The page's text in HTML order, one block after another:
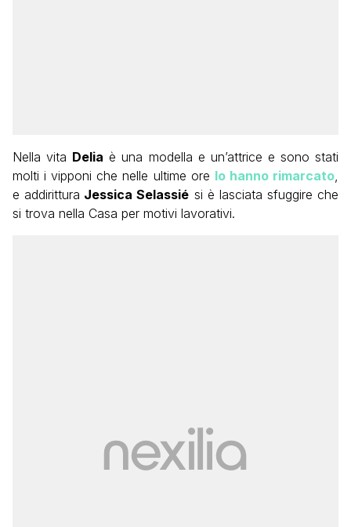
Nella vita Delia è una modella e un’attrice e sono stati
molti i vipponi che nelle ultime ore lo hanno rimarcato
e addirittura Jessica Selassié si è lasciata sfuggire che
si trova nella Casa per motivi lavorativi.